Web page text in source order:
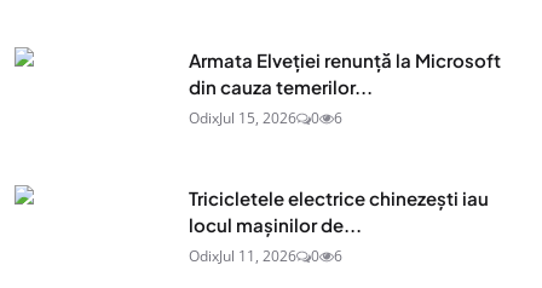
Armata Elveției renunță la Microsoft
din cauza temerilor...
OdixJul 15, 2026 0 6
Tricicletele electrice chinezești iau
locul mașinilor de...
OdixJul 11, 2026 0 6